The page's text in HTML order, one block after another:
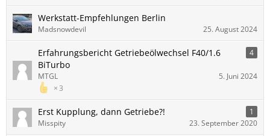
Werkstatt-Empfehlungen Berlin
Madsnowdevil 25. August 2024
Erfahrungsbericht Getriebeölwechsel F40/1.6
BiTurbo
4
3
MTGL 5. Juni 2024
Erst Kupplung, dann Getriebe?!
1
Misspity
23. September 2020